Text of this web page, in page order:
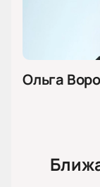
Ольга